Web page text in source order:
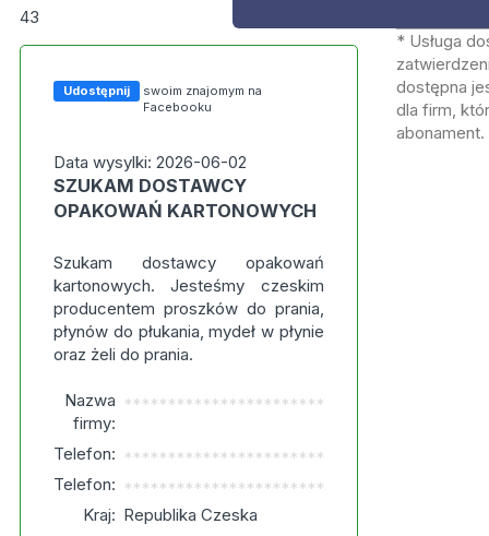
43
Udostępnij
swoim znajomym na
Facebooku
Data wysylki: 2026-06-02
SZUKAM DOSTAWCY
OPAKOWAŃ KARTONOWYCH
Szukam dostawcy opakowań
kartonowych. Jesteśmy czeskim
producentem proszków do prania,
płynów do płukania, mydeł w płynie
oraz żeli do prania.
Nazwa
firmy:
***********************
Telefon: ***********************
Telefon: ***********************
Kraj: Republika Czeska
* Usługa
dostępna
dla firm,
abonament.